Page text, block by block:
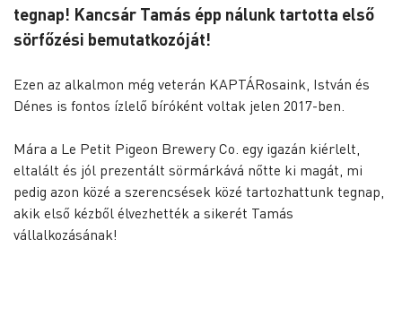
tegnap! Kancsár Tamás épp nálunk tartotta első
sörfőzési bemutatkozóját!
Ezen az alkalmon még veterán KAPTÁRosaink, István és
Dénes is fontos ízlelő bíróként voltak jelen 2017-ben.
Mára a Le Petit Pigeon Brewery Co. egy igazán kiérlelt,
eltalált és jól prezentált sörmárkává nőtte ki magát, mi
pedig azon közé a szerencsések közé tartozhattunk tegnap,
akik első kézből élvezhették a sikerét Tamás
vállalkozásának!